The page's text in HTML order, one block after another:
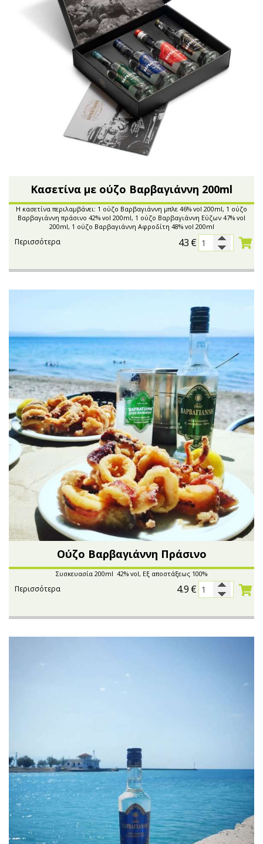
Κασετίνα με ούζο Βαρβαγιάννη 200ml
Η κασετίνα περιλαμβάνει: 1 ούζο Βαρβαγιάννη μπλε 46% vol 200ml, 1 ούζο
Βαρβαγιάννη πράσινο 42% vol 200ml, 1 ούζο Βαρβαγιάννη Εύζων 47% vol
200ml, 1 ούζο Βαρβαγιάννη Αφροδίτη 48% vol 200ml
43 €
Περισσότερα
Oύζο Βαρβαγιάννη Πράσινο
Συσκευασία 200ml 42% vol, Εξ αποστάξεως 100%
4.9 €
Περισσότερα